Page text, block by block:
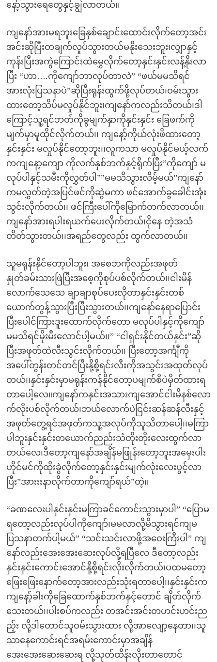
နော့်သွားရေတွေနှင့်ချွဲလာတယ်။
ကျနော်အားမရဘူးခြေနှစ်ချောင်းထောင်းလိုက်တော့အင်း
အင်းဆိုပြီးတချက်လှုပ်သွားတယ်မနိုးသေးဘူး၊လျှာနှင့်
ကုန်းပြီးအကွဲကြောင်းထဲမွှေလိုက်တော့နှင်းနှင်းလန့်နိုးလာ
ပြီး “ဟာ….ကိုကျော်ဘာလုပ်တာလဲ” “ဖယ်မမသိရင်
အားလုံးပြသနာပဲ”ဆိုပြီးရုန်းထွက်ဖို့လုပ်တယ်၊ဝမ်းသွား
ထားတော့သိပ်မလှုပ်နိုင်ဘူး၊ကျနော်ကလည်းသိတယ်၊ဒါ
ကြောင့်သူ့ရင်ဘတ်ကိုခွမျက်နှာကိုနှင်းနှင်း ခြေဖက်ကို
မျက်မှာမူထိုင်လိုက်တယ်၊၊ ကျနော့်ကိုယ်လုံးဖိထားတော့
နှင်းနှင်း မလှုပ်နိုင်တော့ဘူး၊၊လူကသာ မလှုပ်နိုင်မယ့်လက်
ကကျနော့ကျော ကိုလက်နှစ်ဘက်နှင့်ရိုက်ပြီး”ကိုကျော် မ
လုပ်ပါနှင့်သမီးကိုလွှတ်ပါ””မမသိသွားလိမ့်မယ်”ကျနော်
ကမလွှတ်တဲ့အပြင်ဖင်ကိုဆွဲမကာ ဖင်အောက်ခွခေါင်းအုံး
သွင်းလိုက်တယ်၊၊ ဖင်ကြီးပေါ်ကိုမြောက်တက်လာတယ်၊၊
ကျနော်အားရပါးရယက်ပေးလိုက်တယ်၊ငိုနေ တဲ့အသံ
တိတ်သွားတယ်၊၊အရည်တွေလည်း ထွက်လာတယ်၊၊
သူမရုန်းနိုင်တော့ပါဘူး၊ အစေဘကိုလည်းအဖုတ်
နှုတ်ခမ်းသားဖြဲပြီးအစေ့ကိုစုပ်ပစ်လိုက်တယ်၊၊ငါးမိန်
လောက်သေသေ ချာချာစုပ်ပေးလိုတာနှင်းနှင်းတစ်
ယောက်တွန့်သွားပြီးပြီးသွားတယ်၊၊ကျနော်နေရာပြောင်း
ပြီးပေါင်ကြားဒူးထောက်လိုက်တော မလုပ်ပါနှင့်ကိုကျော်
မမသိရင်မိုးမီးလောင်ပါ့မယ်၊၊” “ငါရှင်းနိုင်တယ်နှင်း”ဆို
ပြီးအဖုတ်ထဲလီးသွင်းလိုက်တယ်၊၊ ပြီးတော့အင်္ကျီကို
အပေါ်တွန်းတင်တင်ပြီးနို့စို့ရင်းလီးကိုအသွင်းအထုတ်လုပ်
တယ်၊၊နှင်းနှင်းမှာမရုန်းကန်နိုင်တော့ပမျက်စိပဲမှိတ်ထားရ
တာပေါ့လေ။ကျနော်ကနှင်းအသားကျအောင်ငါးမိနစ်လော
က်လိုးပစ်လိုက်တယ်၊ဘယ်လောက်ပဲငြင်းဆန်ဆန်လီးနှင့်
အဖုတ်တွေ့ရင်အဖုတ်ကသူ့အလုပ်ကိုသူသိတာပေါ့၊၊မကြာ
ပါဘူးနှင်းနှင်းတယောက်ညည်းသံတိုးတိုးလေးထွက်လာ
တယ်လေ၊ဒီတော့ကျနော်အချိန်မဖြုန်းတော့ဘူးအမှေးပါး
ဟိုင်မင်ကိုထိုးခွဲလိုက်တော့နှင်းနှင်းမျက်လုံးလေးပွင့်လာ
ပြီး”အားးးနာလိုက်တာကိုကျော်ရယ်”တဲ့။
“ခဏလေးပါနှင်းနှင်းမကြာခင်ကောင်းသွားမှာပါ” “ပြောမ
ရတော့လည်းလုပ်ပါကိုကျော်၊မမလာလို့မိသွားရင်ကျမ
ပြသနာတက်ပါ့မယ်” “သင်းသင်းလာဖို့အဝေးကြီးပါ” ကျ
နော်လည်းအေးအေးဆေးလုပ်လို့ရပြီလေ ဒီတော့လည်း
နှင်းနှင်းကောင်းအောင်နို့စို့ရင်းလိုးလိုက်တယ်၊ပထမတော့
ဖြေးဖြေးနောက်တော့အားလည်းသုံးရတာပေါ့၊၊နှင်းနှင်းက
ကျနော့်ခါးကိုခြေထောက်နှစ်ဘက်နှင့်တောင် ချိတ်လိုက်
သေးတယ်၊၊ပါးစပ်ကလည်း တအင်းအင်းတဟင်းဟင်းည
ည့်း လို့ဒါတောင်သူဝမ်းသွားထား လို့အာလျော့နေတာ၊၊သူ
သာနေကောင်းရင်အရမ်းကောင်းမှာအချိန်
အေးအေးဆေးဆေးရ လို့သုတ်ထိန်းလိုးတာတောင်